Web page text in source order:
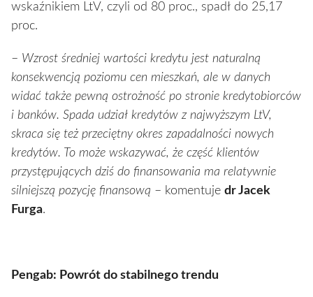
wskaźnikiem LtV, czyli od 80 proc., spadł do 25,17
proc.
– Wzrost średniej wartości kredytu jest naturalną
konsekwencją poziomu cen mieszkań, ale w danych
widać także pewną ostrożność po stronie kredytobiorców
i banków. Spada udział kredytów z najwyższym LtV,
skraca się też przeciętny okres zapadalności nowych
kredytów. To może wskazywać, że część klientów
przystępujących dziś do finansowania ma relatywnie
silniejszą pozycję finansową – komentuje dr Jacek
Furga.
Pengab: Powrót do stabilnego trendu